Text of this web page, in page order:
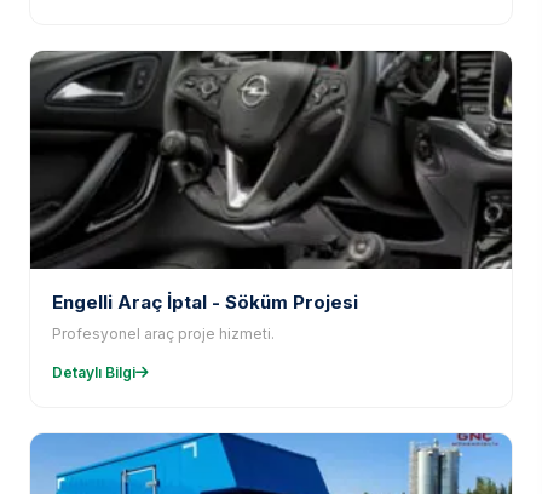
Engelli Araç İptal - Söküm Projesi
Profesyonel araç proje hizmeti.
Detaylı Bilgi